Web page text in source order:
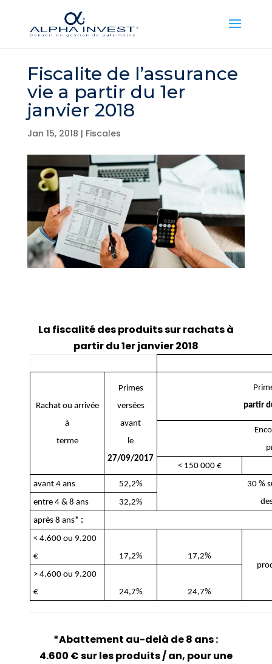
Fiscalite de l’assurance
vie a partir du 1er
janvier 2018
Jan 15, 2018 | Fiscales
La fiscalité des produits sur rachats à
partir du 1er janvier 2018
Rachat ou arrivée
à
terme
Primes
versées
avant
le
27/09/2017
partir
< 150 000 €
avant 4 ans
52,2%
30 %
entre 4 & 8 ans
32,2%
après 8 ans* :
< 4.600 ou 9.200
€
17,2%
17,2%
> 4.600 ou 9.200
€
24,7% 24,7%
*Abattement au-delà de 8 ans :
4.600 € sur les produits / an, pour une